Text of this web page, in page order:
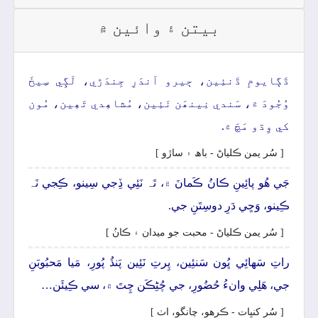
بيتن ۽ وائين ۾
ڌَڳايومِ ڌَنئِين، ڄيرو اَندَرِ جِندَڙي، لَڳِي سِيخَ
وُجُودَ ۾، سَندي نِينھَن نَئِين، مُشاھِدي تَھِين، مُون
کي وِڌو مَچَ ۾.
[ سُر يمن ڪلياڻ - باھ ۽ ساڙو ]
جَي ھُو پائِينِ ڪانُ ڪَمانَ ۾، تَہ نَئِي ڏِجي سِينو، ڪِجي نَہ
ڪِينو، وَڃِي دَرِ دوسِتَنِ جي.
[ سُر يمن ڪلياڻ - محبت جو ميدان ۽ ڪانُ ]
راتِ سَھائِي ڀُون سَنئِين، پِرتِ نَئِين پَنڌُ پُورِ، مَيا مَحبُوبَنِ
جي، ھَلِي وانءُ حُضُورِ، جي چُڻِڪَن چِتَ ۾، سي ڪِيئَن…
[ سُر کنڀات - ڪرھو، چانگو، اٺ ]